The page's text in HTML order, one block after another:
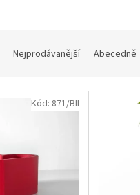
Nejprodávanější Abecedně
Kód: 871/BIL